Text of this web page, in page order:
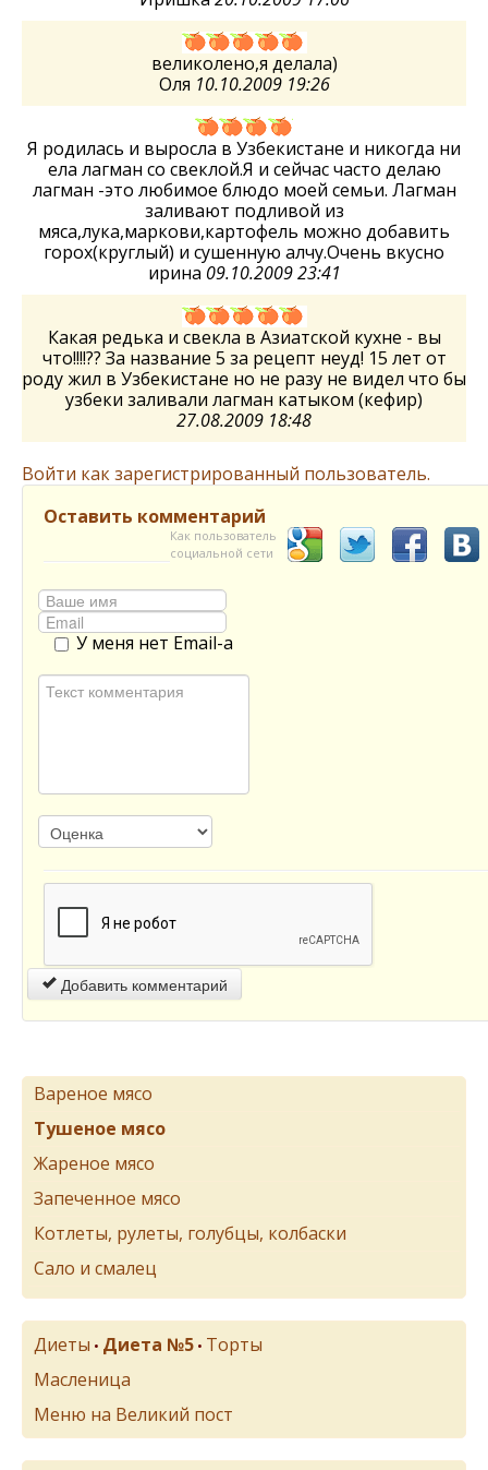
великолено,я делала)
Оля 10.10.2009 19:26
Я родилась и выросла в Узбекистане и никогда ни
ела лагман со свеклой.Я и сейчас часто делаю
лагман -это любимое блюдо моей семьи. Лагман
заливают подливой из
мяса,лука,маркови,картофель можно добавить
горох(круглый) и сушенную алчу.Очень вкусно
ирина 09.10.2009 23:41
Какая редька и свекла в Азиатской кухне - вы
что!!!!?? За название 5 за рецепт неуд! 15 лет от
роду жил в Узбекистане но не разу не видел что бы
узбеки заливали лагман катыком (кефир)
27.08.2009 18:48
Войти как зарегистрированный пользователь.
Оставить комментарий
Как пользователь
социальной сети
У меня нет Email-а
Добавить комментарий
Вареное мясо
Тушеное мясо
Жареное мясо
Запеченное мясо
Котлеты, рулеты, голубцы, колбаски
Сало и смалец
Диеты • Диета №5 • Торты
Масленица
Меню на Великий пост